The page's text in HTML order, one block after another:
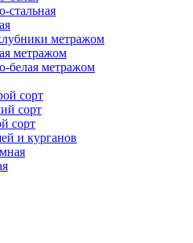
стальная
метражом
метражом
белая метражом
сорт
сорт
сорт
и курганов